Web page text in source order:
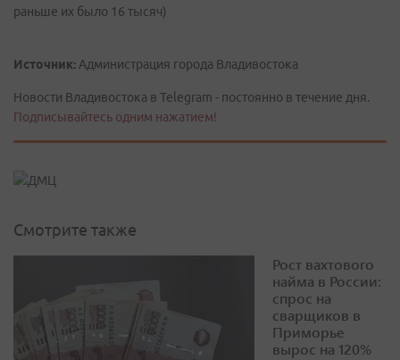
раньше их было 16 тысяч)
Источник: Администрация города Владивостока
Новости Владивостока в Telegram - постоянно в течение дня.
Подписывайтесь одним нажатием!
Смотрите также
Рост вахтового
найма в России:
спрос на
сварщиков в
Приморье
вырос на 120%